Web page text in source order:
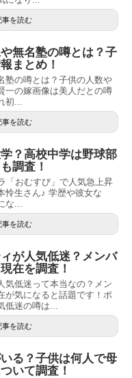
事を読む
無名塾の噂とは？子
まとめ！
塾の噂とは？子供の人数や
一の嫁画像は美人だとの噂
初...
事を読む
？高校中学は野球部
調査！
「おむすび」で人気急上昇
怜生さん♪ 学歴や彼女な
な...
事を読む
が人気低迷？メンバ
在を調査！
気低迷って本当なの？メン
が気になると話題です！ポ
低迷の噂は...
事を読む
る？子供は何人で母
いて調査！